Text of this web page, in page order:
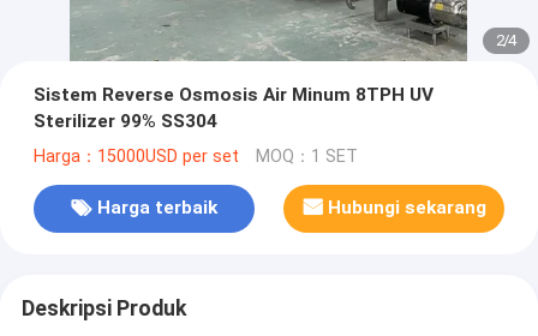
2/4
Sistem Reverse Osmosis Air Minum 8TPH UV
Sterilizer 99% SS304
Harga：15000USD per set MOQ：1 SET
Harga terbaik Hubungi sekarang
Deskripsi Produk